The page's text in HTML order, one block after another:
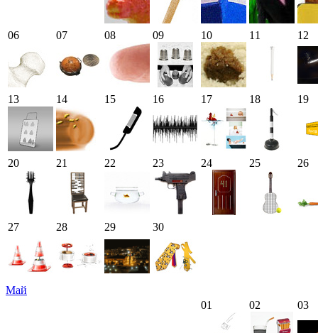
06 07 08 09 10 11 12
13 14 15 16 17 18 19
20 21 22 23 24 25 26
27 28 29 30
Май
01
02 03